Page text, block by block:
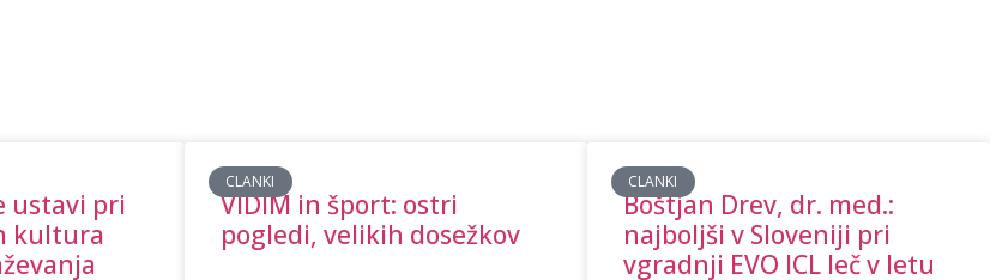
ustavi pri
kultura
CLANKI
VIDIM in šport: ostri
pogledi, velikih dosežkov
CLANKI
Boštjan Drev, dr. med.:
najboljši v Sloveniji pri
vgradnji EVO ICL leč v letu